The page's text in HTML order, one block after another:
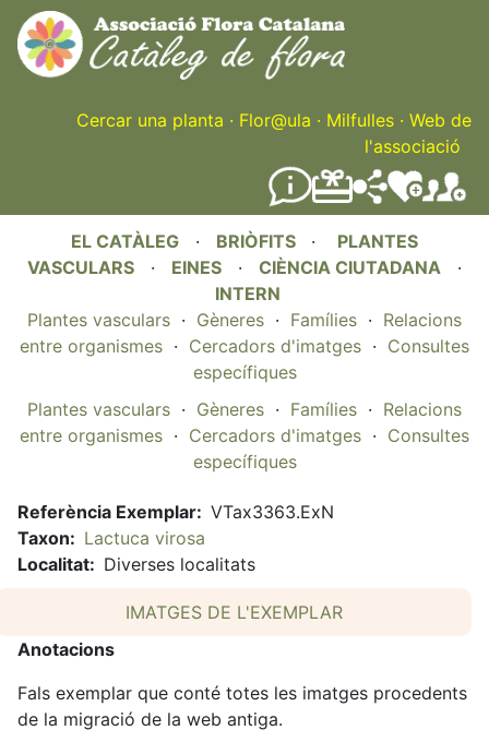
Skip
to
main
content
Cercar una planta · Flor@ula · Milfulles · Web de
l'associació
EL CATÀLEG · BRIÒFITS · PLANTES
VASCULARS · EINES · CIÈNCIA CIUTADANA ·
INTERN
Plantes vasculars · Gèneres · Famílies · Relacions
entre organismes · Cercadors d'imatges · Consultes
específiques
Plantes vasculars · Gèneres · Famílies · Relacions
entre organismes · Cercadors d'imatges · Consultes
específiques
Referència Exemplar
VTax3363.ExN
Taxon
Lactuca virosa
Localitat
Diverses localitats
IMATGES DE L'EXEMPLAR
Anotacions
Fals exemplar que conté totes les imatges procedents
de la migració de la web antiga.